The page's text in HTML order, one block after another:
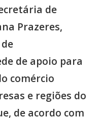
de
Prazeres,
de apoio para
comércio
e regiões do
de acordo com